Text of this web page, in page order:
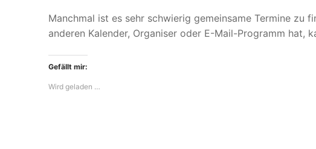
Manchmal ist es sehr schwierig gemeinsame Termine zu
anderen Kalender, Organiser oder E-Mail-Programm hat,
Gefällt mir:
Wird geladen …